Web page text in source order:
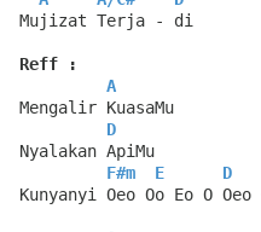
Mujizat Terja - di
Reff :
A
Mengalir KuasaMu
D
Nyalakan ApiMu
F#m
E
D
Kunyanyi Oeo Oo Eo O Oeo